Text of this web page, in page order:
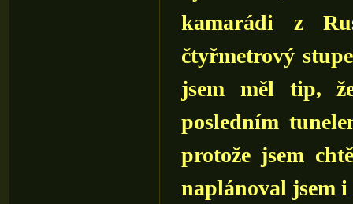
kamarádi z
čtyřmetrový
jsem měl tip,
posledním
protože jsem
naplánoval jsem